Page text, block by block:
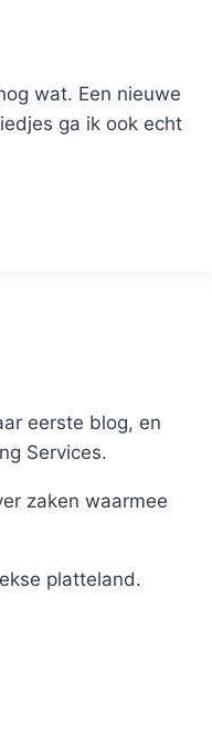
wat. Een nieuwe
ga ik ook echt
eerste blog, en
Services.
zaken waarmee
platteland.